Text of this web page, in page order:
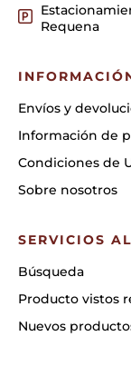
Requena
Envíos y
Información de
Condiciones de
Sobre nosotros
SERVICIOS
Búsqueda
Producto vistos
Nuevos